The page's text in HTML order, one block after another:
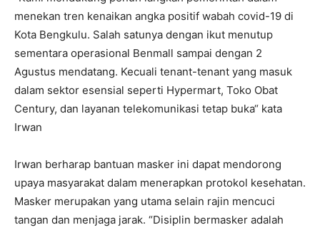
menekan tren kenaikan angka positif wabah covid-19 di
Kota Bengkulu. Salah satunya dengan ikut menutup
sementara operasional Benmall sampai dengan 2
Agustus mendatang. Kecuali tenant-tenant yang masuk
dalam sektor esensial seperti Hypermart, Toko Obat
Century, dan layanan telekomunikasi tetap buka“ kata
Irwan
Irwan berharap bantuan masker ini dapat mendorong
upaya masyarakat dalam menerapkan protokol kesehatan.
Masker merupakan yang utama selain rajin mencuci
tangan dan menjaga jarak. “Disiplin bermasker adalah